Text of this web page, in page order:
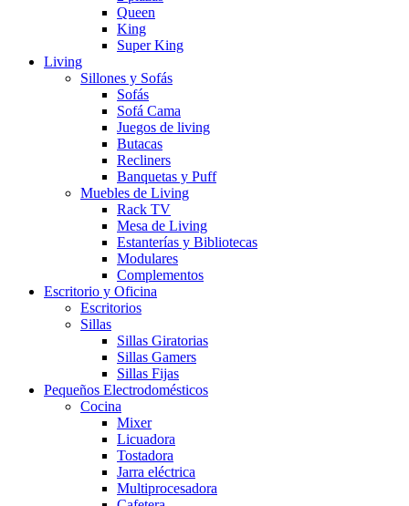
Queen
King
Super King
Living
Sillones y Sofás
Sofás
Sofá Cama
Juegos de living
Butacas
Recliners
Banquetas y Puff
Muebles de Living
Rack TV
Mesa de Living
Estanterías y Bibliotecas
Modulares
Complementos
Escritorio y Oficina
Escritorios
Sillas
Sillas Giratorias
Sillas Gamers
Sillas Fijas
Pequeños Electrodomésticos
Cocina
Mixer
Licuadora
Tostadora
Jarra eléctrica
Multiprocesadora